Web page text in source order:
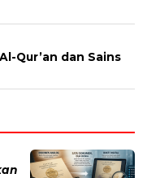
Qur’an dan Sains